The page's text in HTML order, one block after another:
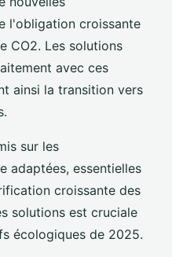
l'obligation croissante
CO2. Les solutions
avec ces
ainsi la transition vers
sur les
adaptées, essentielles
croissante des
solutions est cruciale
écologiques de 2025.